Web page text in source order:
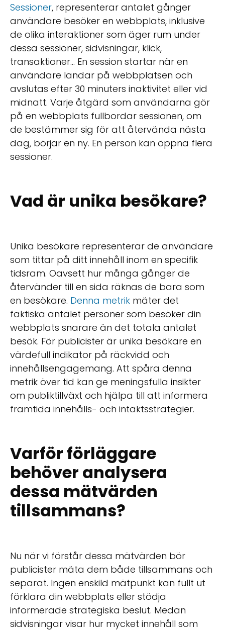
Sessioner, representerar antalet gånger
användare besöker en webbplats, inklusive
de olika interaktioner som äger rum under
dessa sessioner, sidvisningar, klick,
transaktioner... En session startar när en
användare landar på webbplatsen och
avslutas efter 30 minuters inaktivitet eller vid
midnatt. Varje åtgärd som användarna gör
på en webbplats fullbordar sessionen, om
de bestämmer sig för att återvända nästa
dag, börjar en ny. En person kan öppna flera
sessioner.
Vad är unika besökare?
Unika besökare representerar de användare
som tittar på ditt innehåll inom en specifik
tidsram. Oavsett hur många gånger de
återvänder till en sida räknas de bara som
en besökare. Denna metrik mäter det
faktiska antalet personer som besöker din
webbplats snarare än det totala antalet
besök. För publicister är unika besökare en
värdefull indikator på räckvidd och
innehållsengagemang. Att spåra denna
metrik över tid kan ge meningsfulla insikter
om publiktillväxt och hjälpa till att informera
framtida innehålls- och intäktsstrategier.
Varför förläggare
behöver analysera
dessa mätvärden
tillsammans?
Nu när vi förstår dessa mätvärden bör
publicister mäta dem både tillsammans och
separat. Ingen enskild mätpunkt kan fullt ut
förklara din webbplats eller stödja
informerade strategiska beslut. Medan
sidvisningar visar hur mycket innehåll som